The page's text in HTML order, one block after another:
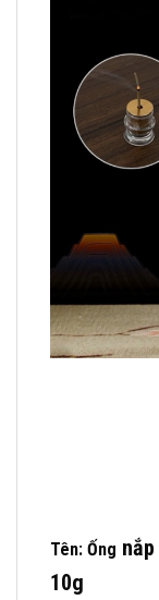
Tên: Ống
10g